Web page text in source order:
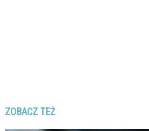
ZOBACZ TEŻ